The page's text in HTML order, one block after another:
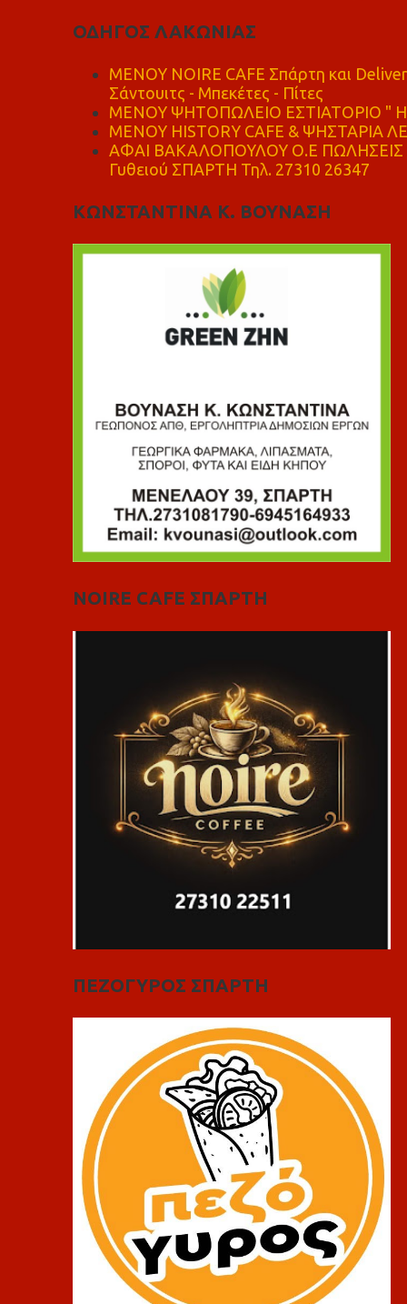
ΟΔΗΓΟΣ ΛΑΚΩΝΙΑΣ
MENOY NOIRE CAFE Σπάρτη και
Σάντουιτς - Μπεκέτες - Πίτες
ΜΕΝΟΥ ΨΗΤΟΠΩΛΕΙΟ ΕΣΤΙΑΤΟΡΙΟ "
ΜΕΝΟΥ HISTORY CAFE & ΨΗΣΤΑΡΙΑ
ΑΦΑΙ ΒΑΚΑΛΟΠΟΥΛΟΥ Ο.Ε ΠΩΛΗΣΕΙΣ
Γυθειού ΣΠΑΡΤΗ Τηλ. 27310 26347
ΚΩΝΣΤΑΝΤΙΝΑ Κ. ΒΟΥΝΑΣΗ
NOIRE CAFE ΣΠΑΡΤΗ
ΠΕΖΟΓΥΡΟΣ ΣΠΑΡΤΗ